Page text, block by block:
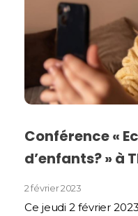
Conférence «
d’enfants? » à
2 février 2023
Ce jeudi 2 février